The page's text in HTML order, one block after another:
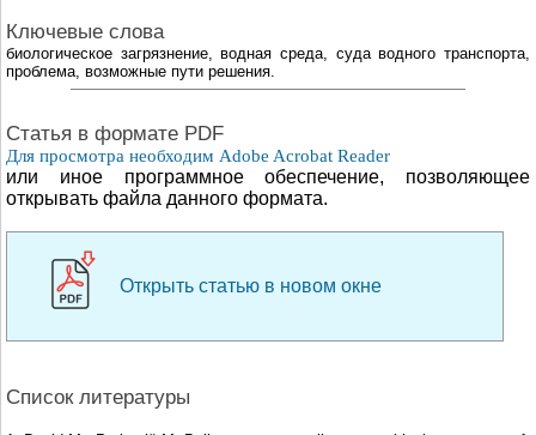
Ключевые слова
биологическое загрязнение, водная среда, суда водного транспорта,
проблема, возможные пути решения.
Cтатья в формате PDF
Для просмотра необходим Adobe Acrobat Reader
или иное программное обеспечение, позволяющее
открывать файла данного формата.
Открыть статью в новом окне
Список литературы